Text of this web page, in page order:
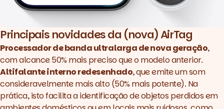
Principais novidades da (nova) AirTag
Processador de banda ultralarga de nova geração,
com alcance 50% mais preciso que o modelo anterior.
Altifalante interno redesenhado, que emite um som
consideravelmente mais alto (50% mais potente). Na
prática, isto facilita a identificação de objetos perdidos em